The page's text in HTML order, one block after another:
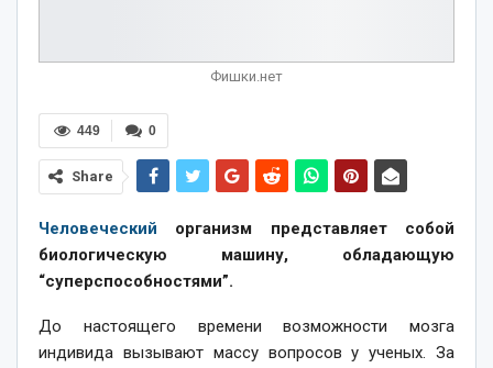
Фишки.нет
0
449
Share
Человеческий организм представляет собой
биологическую машину, обладающую
“суперспособностями”.
До настоящего времени возможности мозга
индивида вызывают массу вопросов у ученых. За